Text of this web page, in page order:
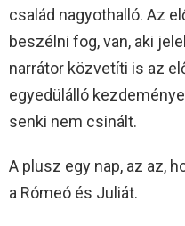
család nagyothalló. Az
beszélni fog, van, aki
narrátor közvetíti is az
egyedülálló
senki nem csinált.
A plusz egy nap, az az,
a Rómeó és Juliát.